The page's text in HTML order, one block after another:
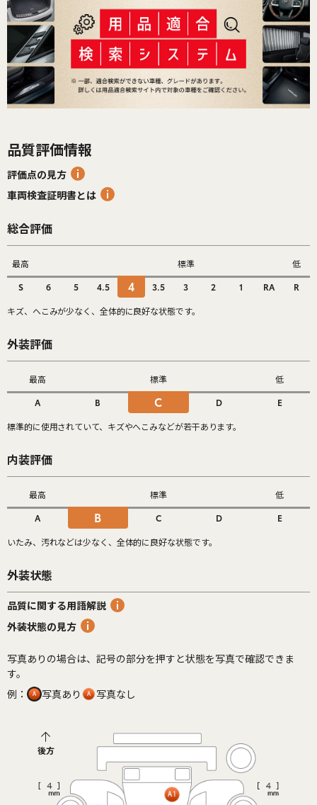
品質評価情報
評価点の見方
車両検査証明書とは
総合評価
最高 標準 低
S 6 5 4.5 4 3.5 3 2 1 RA R
キズ、へこみが少なく、全体的に良好な状態です。
外装評価
最高 標準 低
A B C D E
標準的に使用されていて、キズやへこみなどが若干あります。
内装評価
最高 標準 低
A B C D E
いたみ、汚れなどは少なく、全体的に良好な状態です。
外装状態
品質に関する用語解説
外装状態の見方
写真ありの場合は、記号の部分を押すと状態を写真で確認できま
す。
例：
写真あり 写真なし
後方